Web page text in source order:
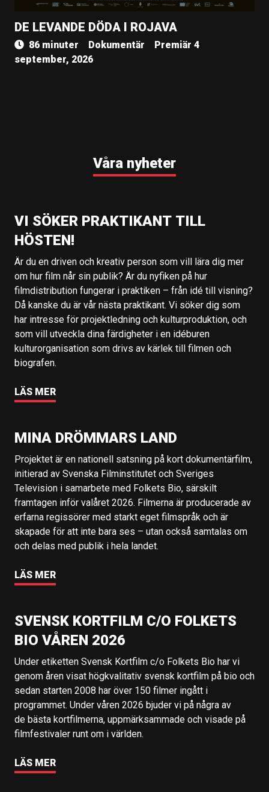
DE LEVANDE DÖDA I ROJAVA
86 minuter Dokumentär
Premiär 4
september, 2026
Våra nyheter
VI SÖKER PRAKTIKANT TILL
HÖSTEN!
Är du en driven och kreativ person som vill lära dig mer
om hur film når sin publik? Är du nyfiken på hur
filmdistribution fungerar i praktiken – från idé till visning?
Då kanske du är vår nästa praktikant. Vi söker dig som
har intresse för projektledning och kulturproduktion, och
som vill utveckla dina färdigheter i en idéburen
kulturorganisation som drivs av kärlek till filmen och
biografen.
LÄS MER
MINA DRÖMMARS LAND
Projektet är en nationell satsning på kort dokumentärfilm,
initierad av Svenska Filminstitutet och Sveriges
Television i samarbete med Folkets Bio, särskilt
framtagen inför valåret 2026. Filmerna är producerade av
erfarna regissörer med starkt eget filmspråk och är
skapade för att inte bara ses – utan också samtalas om
och delas med publik i hela landet.
LÄS MER
SVENSK KORTFILM C/O FOLKETS
BIO VÅREN 2026
Under etiketten Svensk Kortfilm c/o Folkets Bio har vi
genom åren visat högkvalitativ svensk kortfilm på bio och
sedan starten 2008 har över 150 filmer ingått i
programmet. Under våren 2026 bjuder vi på några av
de bästa kortfilmerna, uppmärksammade och visade på
filmfestivaler runt om i världen.
LÄS MER